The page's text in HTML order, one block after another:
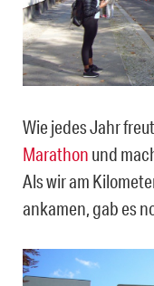
Wie jedes Jahr
Marathon und
Als wir am
ankamen, gab es